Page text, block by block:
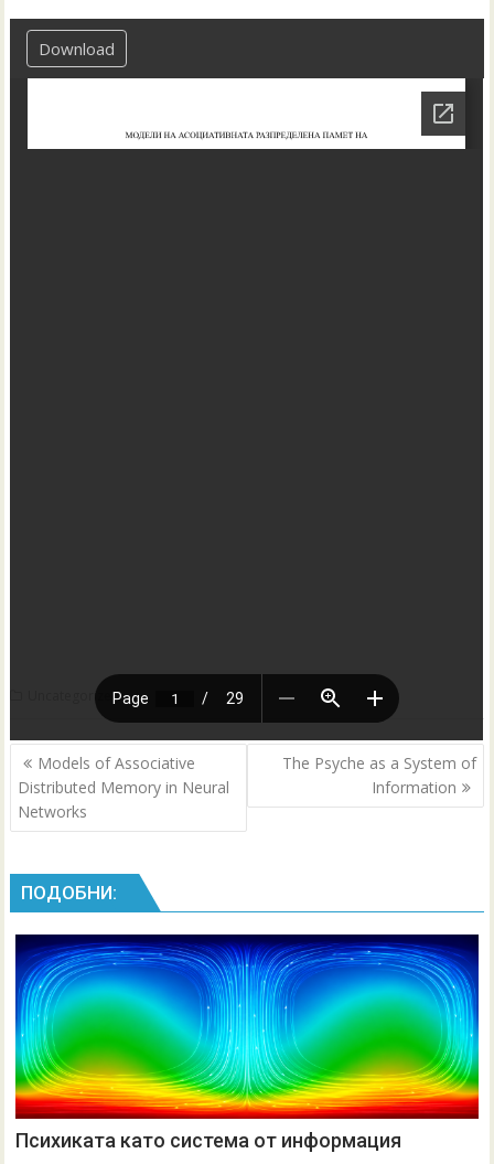
Download
Uncategorized
Post
navigation
Models of Associative
Distributed Memory in Neural
Networks
The Psyche as a System of
Information
ПОДОБНИ:
Психиката като система от информация